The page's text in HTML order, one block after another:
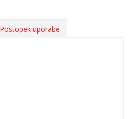
Postopek uporabe